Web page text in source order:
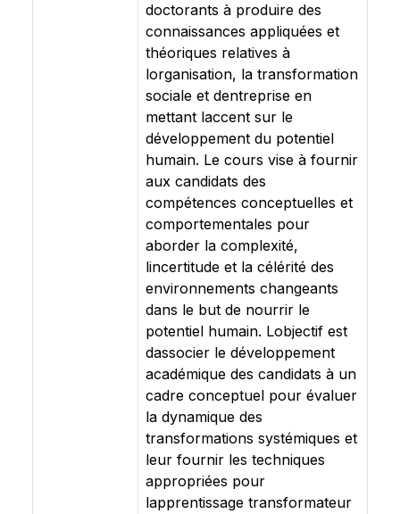
doctorants à produire des
connaissances appliquées et
théoriques relatives à
lorganisation, la transformation
sociale et dentreprise en
mettant laccent sur le
développement du potentiel
humain. Le cours vise à fournir
aux candidats des
compétences conceptuelles et
comportementales pour
aborder la complexité,
lincertitude et la célérité des
environnements changeants
dans le but de nourrir le
potentiel humain. Lobjectif est
dassocier le développement
académique des candidats à un
cadre conceptuel pour évaluer
la dynamique des
transformations systémiques et
leur fournir les techniques
appropriées pour
lapprentissage transformateur